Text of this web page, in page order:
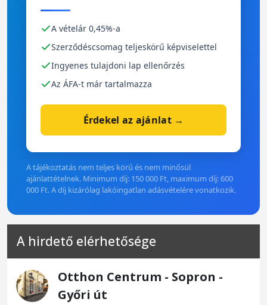
A vételár 0,45%-a
Szerződéscsomag teljeskörű képviselettel
Ingyenes tulajdoni lap ellenőrzés
Az ÁFA-t már tartalmazza
Érdekel az ajánlat →
A tájékoztatás nem teljes körű és nem minősül
ajánlattételnek. Minimum díj: 150 000 Ft, maximum díj: 600
000 Ft. A díj kizárólag lakóingatlan adásvételére vonatkozik.
A hirdető elérhetősége
Otthon Centrum - Sopron -
Győri út